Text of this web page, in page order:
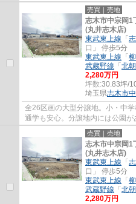
施設もあわせてご案内いたします
売買｜売地
志木市中宗岡
(丸井志木店)
東武東上線 「
口」 停歩5分
東武東上線 「
武蔵野線 「 北
2,280万円
坪数:30.83坪/
埼玉県志木市
全26区画の大型分譲地。小・中
通学も安心。分譲地内には公園
施設もあわせてご案内いたします
売買｜売地
志木市中宗岡
(丸井志木店)
東武東上線 「
口」 停歩5分
東武東上線 「
武蔵野線 「 北
2,280万円